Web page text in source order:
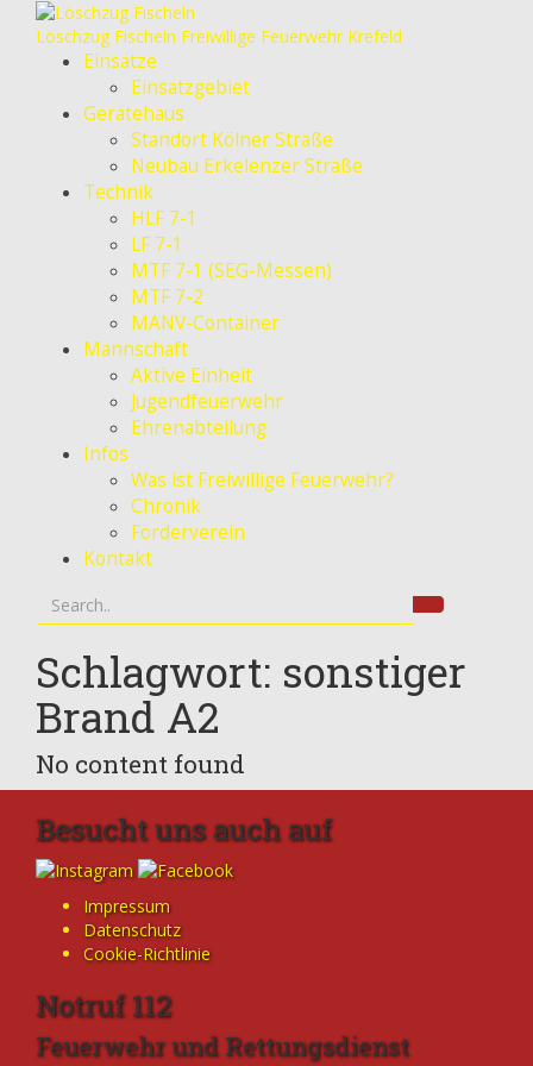
Löschzug Fischeln Freiwillige Feuerwehr Krefeld
Einsätze
Einsatzgebiet
Gerätehaus
Standort Kölner Straße
Neubau Erkelenzer Straße
Technik
HLF 7-1
LF 7-1
MTF 7-1 (SEG-Messen)
MTF 7-2
MANV-Container
Mannschaft
Aktive Einheit
Jugendfeuerwehr
Ehrenabteilung
Infos
Was ist Freiwillige Feuerwehr?
Chronik
Förderverein
Kontakt
Schlagwort: sonstiger
Brand A2
No content found
Besucht uns auch auf
Impressum
Datenschutz
Cookie-Richtlinie
Notruf 112
Feuerwehr und Rettungsdienst